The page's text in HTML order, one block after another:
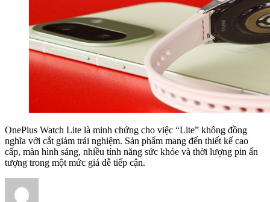
OnePlus Watch Lite là minh chứng cho việc “Lite” không đồng
nghĩa với cắt giảm trải nghiệm. Sản phẩm mang đến thiết kế cao
cấp, màn hình sáng, nhiều tính năng sức khỏe và thời lượng pin ấn
tượng trong một mức giá dễ tiếp cận.